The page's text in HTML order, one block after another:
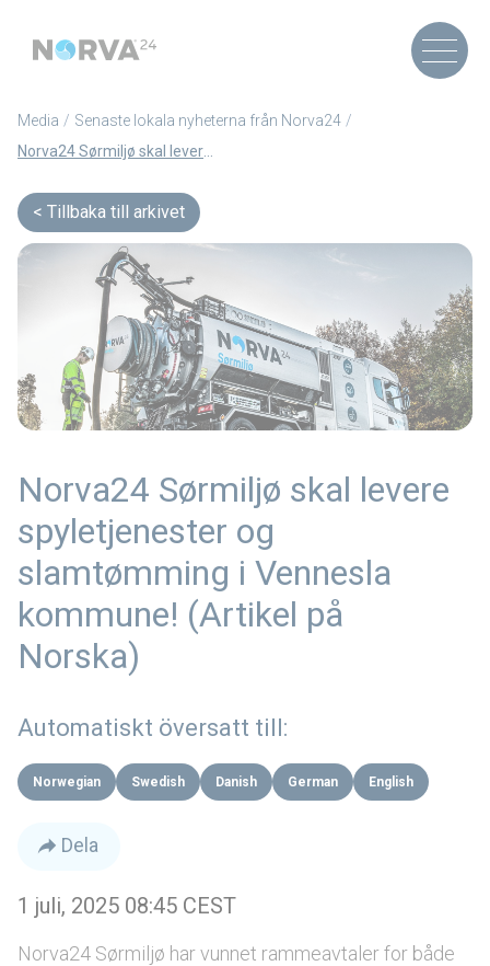
Media
Senaste lokala nyheterna från Norva24
Tillbaka till arkivet
Norva24 Sørmiljø skal levere
spyletjenester og
slamtømming i Vennesla
kommune! (Artikel på
Norska)
Automatiskt översatt till:
Norwegian Swedish Danish German English
Dela
1 juli, 2025 08:45 CEST
Norva24 Sørmiljø har vunnet rammeavtaler for både